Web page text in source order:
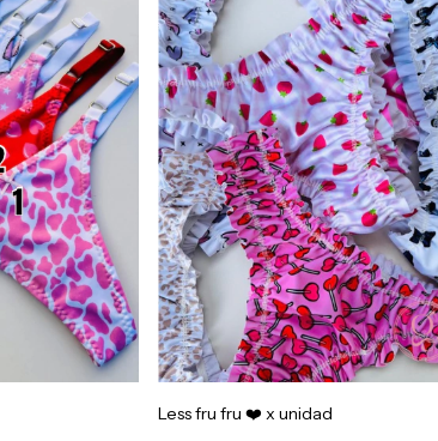
Less fru fru ❤️ x unidad